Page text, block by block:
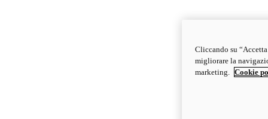
Cliccando su
migliorare la
marketing.
Cookie